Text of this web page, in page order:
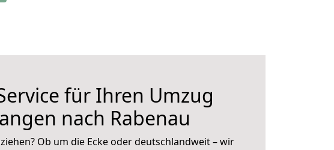
für Ihren Umzug
nach Rabenau
Ob um die Ecke oder deutschlandweit – wir